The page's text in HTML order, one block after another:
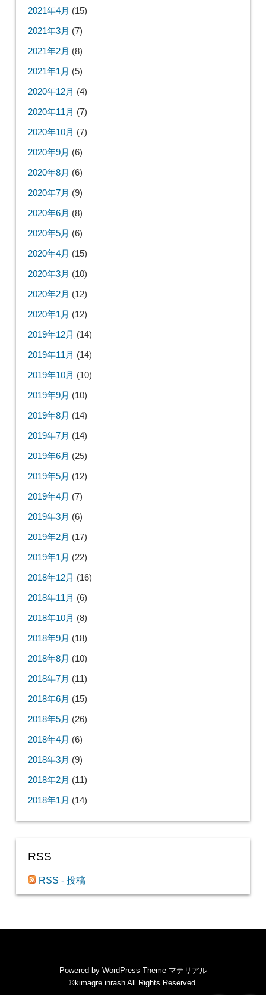
2021年4月 (15)
2021年3月 (7)
2021年2月 (8)
2021年1月 (5)
2020年12月 (4)
2020年11月 (7)
2020年10月 (7)
2020年9月 (6)
2020年8月 (6)
2020年7月 (9)
2020年6月 (8)
2020年5月 (6)
2020年4月 (15)
2020年3月 (10)
2020年2月 (12)
2020年1月 (12)
2019年12月 (14)
2019年11月 (14)
2019年10月 (10)
2019年9月 (10)
2019年8月 (14)
2019年7月 (14)
2019年6月 (25)
2019年5月 (12)
2019年4月 (7)
2019年3月 (6)
2019年2月 (17)
2019年1月 (22)
2018年12月 (16)
2018年11月 (6)
2018年10月 (8)
2018年9月 (18)
2018年8月 (10)
2018年7月 (11)
2018年6月 (15)
2018年5月 (26)
2018年4月 (6)
2018年3月 (9)
2018年2月 (11)
2018年1月 (14)
RSS
RSS - 投稿
Powered by WordPress Theme マテリアル
©kimagre inrashAll Rights Reserved.